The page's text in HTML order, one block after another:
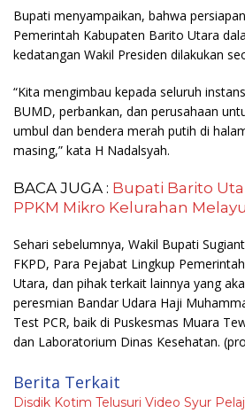
Bupati menyampaikan, bahwa
Pemerintah Kabupaten Barito Utara
kedatangan Wakil Presiden dilakukan
“Kita mengimbau kepada seluruh
BUMD, perbankan, dan perusahaan
umbul dan bendera merah putih di
masing,” kata H Nadalsyah.
BACA JUGA : Bupati Barito
PPKM Mikro Kelurahan Melayu
Sehari sebelumnya, Wakil Bupati
FKPD, Para Pejabat Lingkup
Utara, dan pihak terkait lainnya yang
peresmian Bandar Udara Haji
Test PCR, baik di Puskesmas Muara
dan Laboratorium Dinas Kesehatan.
Berita Terkait
Disdik Kotim Telusuri Video Syur